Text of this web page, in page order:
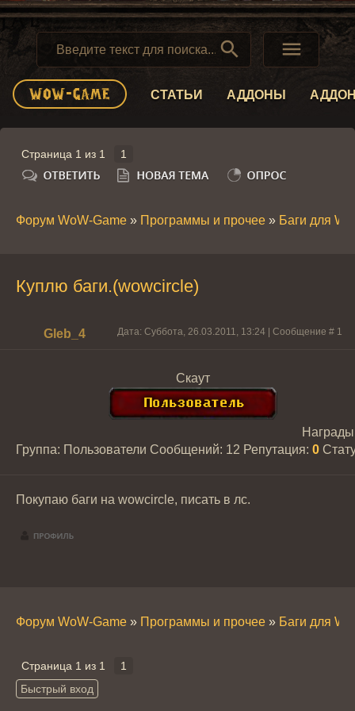
 
СТАТЬИ АДДОНЫ
Страница 1 из 1 1
Форум WoW-Game » Программы и прочее » Баги для
Куплю баги.(wowcircle)
Gleb_4 Дата: Суббота, 26.03.2011, 13:24 | Сообщение # 1
Скаут
Группа: Пользователи Сообщений: 12 Репутация: 0
Покупаю баги на wowcircle, писать в лс.
Форум WoW-Game » Программы и прочее » Баги для
Страница 1 из 1 1